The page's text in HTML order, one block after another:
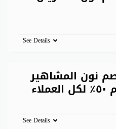
See Details
نون المشاهير
See Details